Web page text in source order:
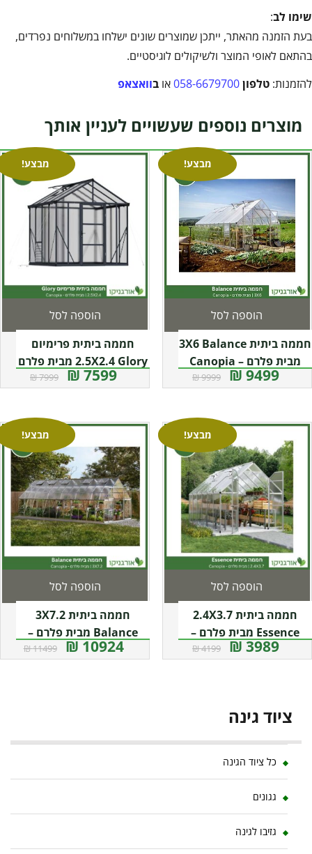
שימו לב:
בעת הזמנה מהאתר, ייתכן שמוצרים שונים ישלחו במשלוחים נפרדים,
בהתאם לאופי המוצר ולשיקולים לוגיסטיים.
להזמנות: טלפון058-6679700או בוואצאפ
מוצרים נוספים שעשויים לעניין אותך
מבצע!
חממה ביתית 3X6 Balance
מבית פלרם – Canopia
9499 ₪
9999 ₪
הוספה לסל
מבצע!
חממה ביתית פרימיום
2.5X2.4 Glory מבית פלרם
– Canopia
7599 ₪
7999 ₪
הוספה לסל
מבצע!
חממה ביתית 2.4X3.7
Essence מבית פלרם –
Canopia
3989 ₪
4199 ₪
הוספה לסל
מבצע!
חממה ביתית 3X7.2
Balance מבית פלרם –
Canopia
10924 ₪
11499 ₪
הוספה לסל
ציוד גינה
כל ציוד הגינה
גגונים
גזיבו לגינה